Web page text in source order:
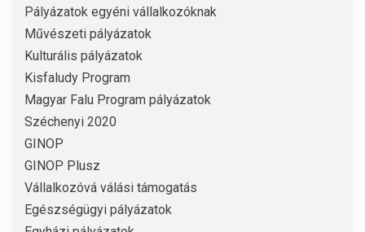
Pályázatok egyéni vállalkozóknak
Művészeti pályázatok
Kulturális pályázatok
Kisfaludy Program
Magyar Falu Program pályázatok
Széchenyi 2020
GINOP
GINOP Plusz
Vállalkozóvá válási támogatás
Egészségügyi pályázatok